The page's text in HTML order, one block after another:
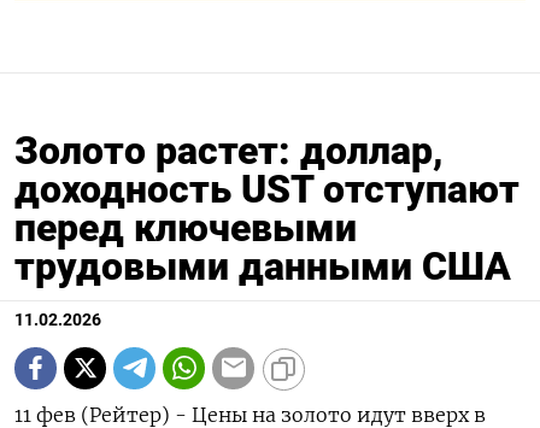
Золото растет: доллар,
доходность UST отступают
перед ключевыми
трудовыми данными США
11.02.2026
11 фев (Рейтер) - Цены на золото идут вверх в